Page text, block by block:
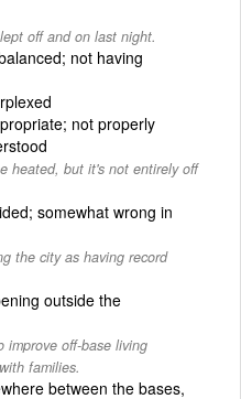
off and on last night.
not having
not properly
heated, but it's not entirely off
somewhat wrong in
the city as having record
outside the
improve off-base living
families.
between the bases,